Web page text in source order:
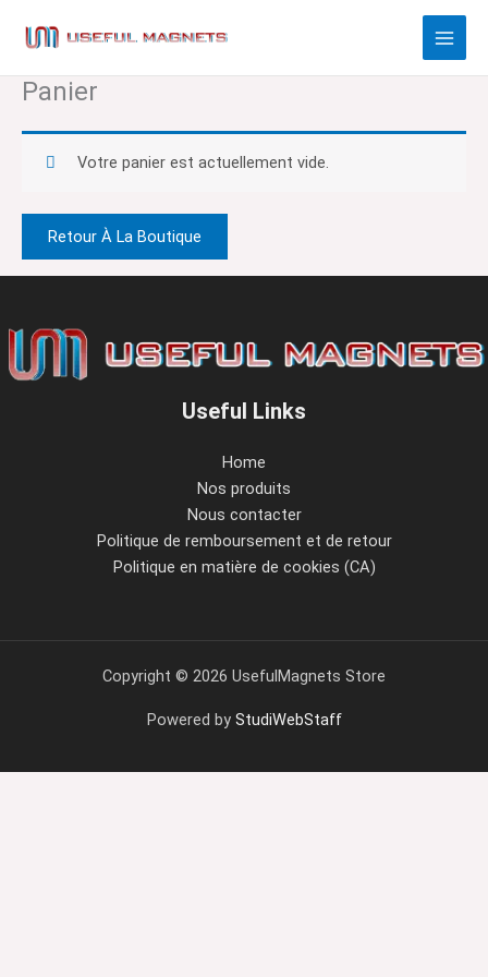
Panier
Votre panier est actuellement vide.
Retour À La Boutique
Useful Links
Home
Nos produits
Nous contacter
Politique de remboursement et de retour
Politique en matière de cookies (CA)
Copyright © 2026 UsefulMagnets Store
Powered by StudiWebStaff